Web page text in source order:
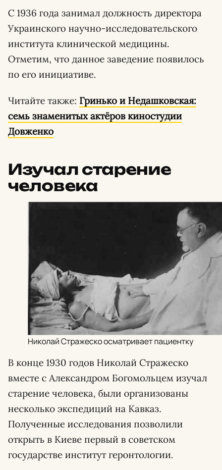
С 1936 года занимал должность директора
Украинского научно-исследовательского
института клинической медицины.
Отметим, что данное заведение появилось
по его инициативе.
Читайте также: Гринько и Недашковская:
семь знаменитых актёров киностудии
Довженко
Изучал старение
человека
Николай Стражеско осматривает пациентку
В конце 1930 годов Николай Стражеско
вместе с Александром Богомольцем изучал
старение человека, были организованы
несколько экспедиций на Кавказ.
Полученные исследования позволили
открыть в Киеве первый в советском
государстве институт геронтологии.